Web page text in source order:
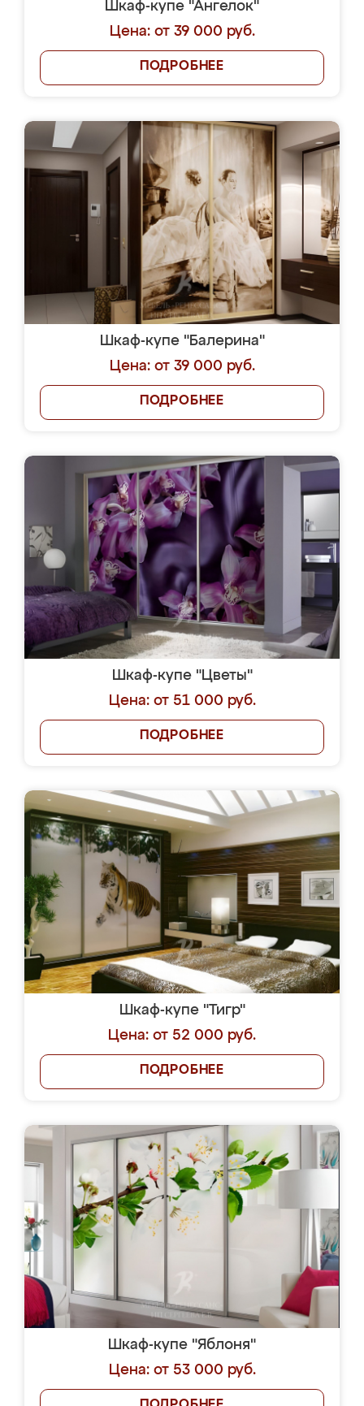
Шкаф-купе "Ангелок"
Цена: от 39 000 руб.
ПОДРОБНЕЕ
Шкаф-купе "Балерина"
Цена: от 39 000 руб.
ПОДРОБНЕЕ
Шкаф-купе "Цветы"
Цена: от 51 000 руб.
ПОДРОБНЕЕ
Шкаф-купе "Тигр"
Цена: от 52 000 руб.
ПОДРОБНЕЕ
Шкаф-купе "Яблоня"
Цена: от 53 000 руб.